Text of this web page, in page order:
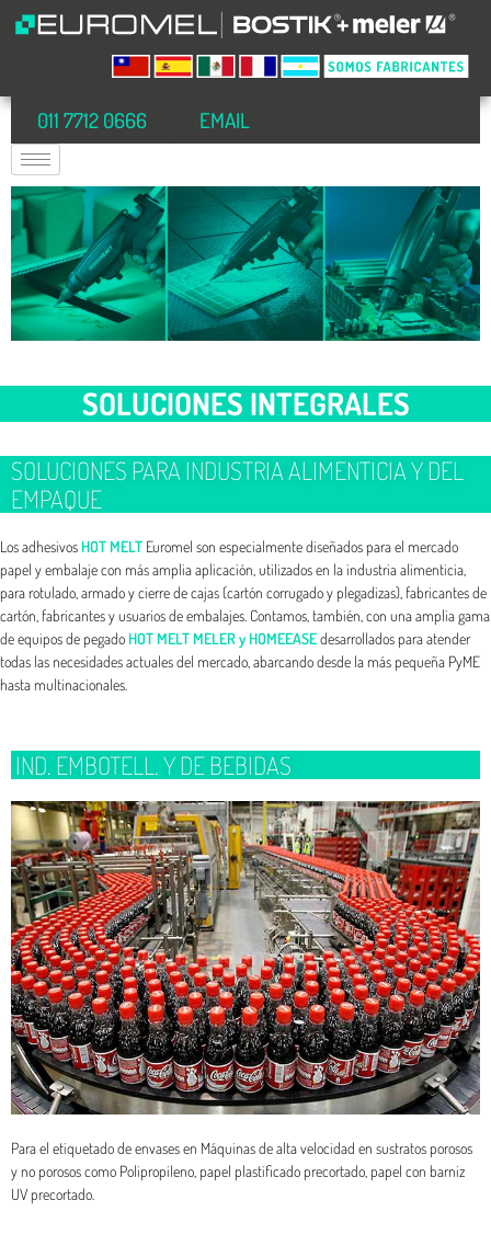
011 7712 0666 EMAIL
SOLUCIONES INTEGRALES
SOLUCIONES PARA INDUSTRIA ALIMENTICIA Y DEL
EMPAQUE
Los adhesivos HOT MELT Euromel son especialmente diseñados para el mercado
papel y embalaje con más amplia aplicación, utilizados en la industria alimenticia,
para rotulado, armado y cierre de cajas (cartón corrugado y plegadizas), fabricantes de
cartón, fabricantes y usuarios de embalajes. Contamos, también, con una amplia gama
de equipos de pegado HOT MELT MELER y HOMEEASEdesarrollados para atender
todas las necesidades actuales del mercado, abarcando desde la más pequeña PyME
hasta multinacionales.
IND. EMBOTELL. Y DE BEBIDAS
Para el etiquetado de envases en Máquinas de alta velocidad en sustratos porosos
y no porosos como Polipropileno, papel plastificado precortado, papel con barniz
UV precortado.